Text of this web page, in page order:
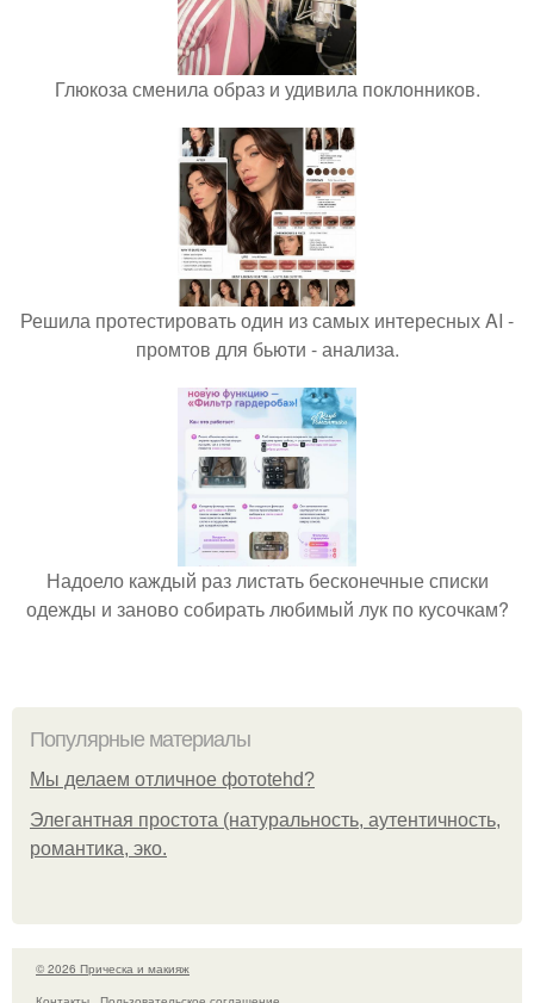
Глюкоза сменила образ и удивила поклонников.
Решила протестировать один из самых интересных AI -
промтов для бьюти - анализа.
Надоело каждый раз листать бесконечные списки
одежды и заново собирать любимый лук по кусочкам?
Популярные материалы
Мы делаем отличное фотоtehd?
Элегантная простота (натуральность, аутентичность,
романтика, эко.
© 2026 Прическа и макияж